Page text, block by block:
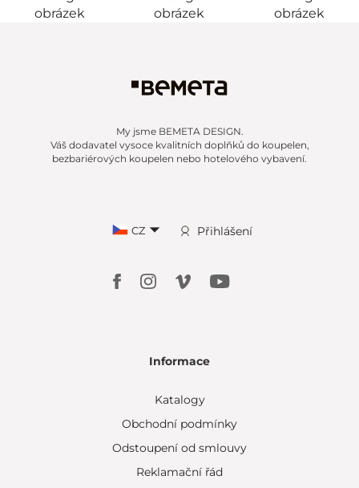
My jsme BEMETA DESIGN.
Váš dodavatel vysoce kvalitních doplňků do koupelen,
bezbariérových koupelen nebo hotelového vybavení.
CZ Přihlášení
Informace
Katalogy
Obchodní podmínky
Odstoupení od smlouvy
Reklamační řád